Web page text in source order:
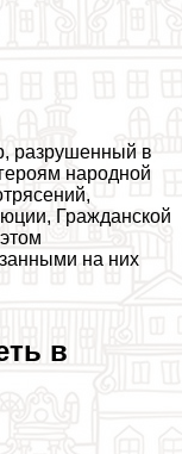
разрушенный в
народной
Гражданской
на них
в